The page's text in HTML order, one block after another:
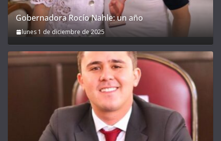
Gobernadora Rocío Nahle: un año
lunes 1 de diciembre de 2025